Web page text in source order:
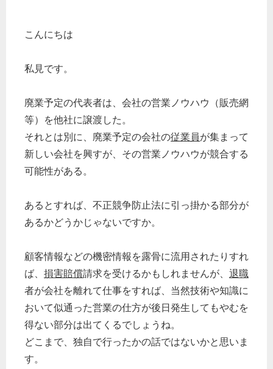
こんにちは
私見です。
廃業予定の代表者は、会社の営業ノウハウ（販売網
等）を他社に譲渡した。
それとは別に、廃業予定の会社の従業員が集まって
新しい会社を興すが、その営業ノウハウが競合する
可能性がある。
あるとすれば、不正競争防止法に引っ掛かる部分が
あるかどうかじゃないですか。
顧客情報などの機密情報を露骨に流用されたりすれ
ば、 損害賠償請求を受けるかもしれませんが、 退職
者が会社を離れて仕事をすれば、当然技術や知識に
おいて似通った営業の仕方が後日発生してもやむを
得ない部分は出てくるでしょうね。
どこまで、独自で行ったかの話ではないかと思いま
す。